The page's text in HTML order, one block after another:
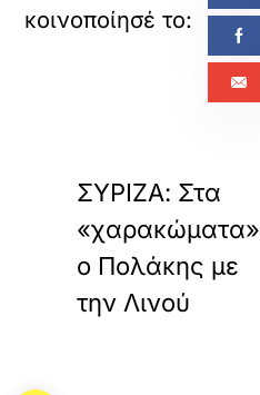
ΣΥΡΙΖΑ: Στα
«χαρακώματα»
ο Πολάκης με
την Λινού